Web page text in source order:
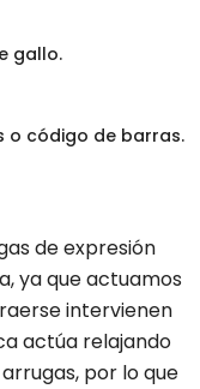
gallo.
o código de barras.
de expresión
ya que actuamos
intervienen
actúa relajando
por lo que